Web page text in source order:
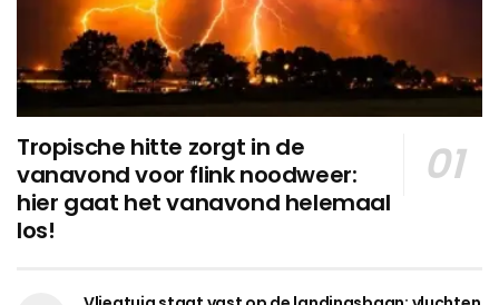
Tropische hitte zorgt in de
vanavond voor flink noodweer:
hier gaat het vanavond helemaal
los!